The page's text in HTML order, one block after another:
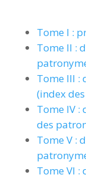
Tome I :
Tome II :
Tome III :
(index
Tome IV :
des
Tome V :
Tome VI :